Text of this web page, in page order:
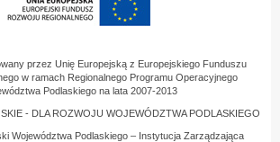
przez Unię Europejską z Europejskiego Funduszu
w ramach Regionalnego Programu Operacyjnego
Podlaskiego na lata 2007-2013
- DLA ROZWOJU WOJEWÓDZTWA PODLASKIEGO
Województwa Podlaskiego – Instytucja Zarządzająca